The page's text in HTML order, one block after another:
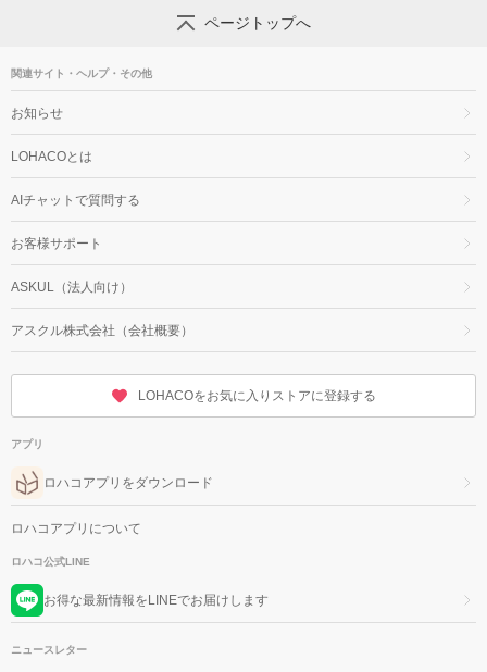
ページトップへ
関連サイト・ヘルプ・その他
お知らせ
LOHACOとは
AIチャットで質問する
お客様サポート
ASKUL（法人向け）
アスクル株式会社（会社概要）
LOHACOをお気に入りストアに登録する
アプリ
ロハコアプリをダウンロード
ロハコアプリについて
ロハコ公式LINE
お得な最新情報をLINEでお届けします
ニュースレター